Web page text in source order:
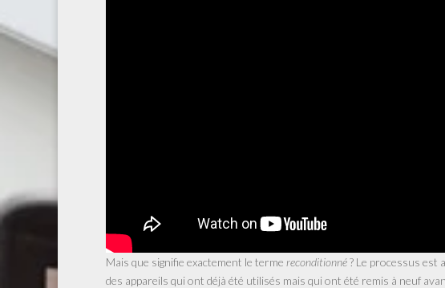
Mais que signifie exactement le terme reconditionné? Le processus est
des appareils qui ont déjà été utilisés mais qui ont été remis à neuf